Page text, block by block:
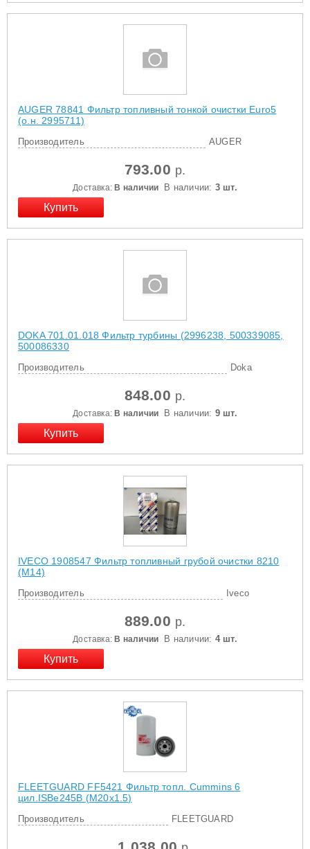
AUGER 78841 Фильтр топливный тонкой очистки Euro5
(о.н. 2995711)
Производитель AUGER
793.00 р.
Доставка: В наличии В наличии: 3 шт.
DOKA 701.01.018 Фильтр турбины (2996238, 500339085,
500086330
Производитель Doka
848.00 р.
Доставка: В наличии В наличии: 9 шт.
IVECO 1908547 Фильтр топливный грубой очистки 8210
(М14)
Производитель Iveco
889.00 р.
Доставка: В наличии В наличии: 4 шт.
FLEETGUARD FF5421 Фильтр топл. Cummins 6
цил.ISBe245B (М20х1.5)
Производитель FLEETGUARD